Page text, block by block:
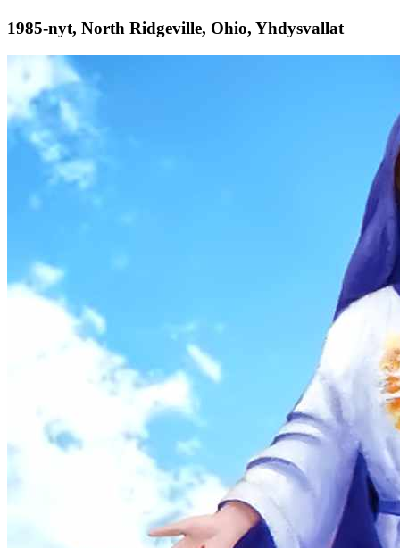
1985-nyt, North Ridgeville, Ohio, Yhdysvallat